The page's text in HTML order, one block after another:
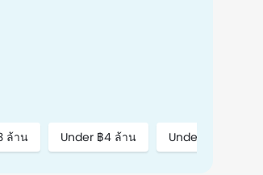
ล้าน Under ฿4 ล้าน Under ฿5 ล้าน